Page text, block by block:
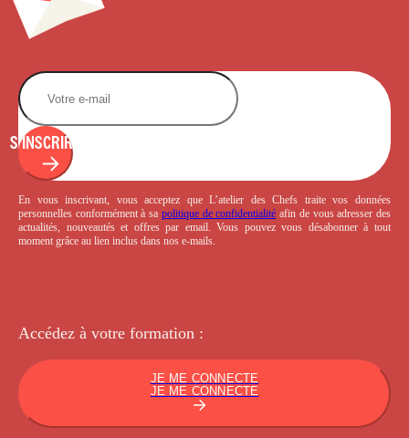
S'INSCRIRE
En vous inscrivant, vous acceptez que L’atelier des Chefs traite vos données
personnelles conformément à sa politique de confidentialité afin de vous adresser des
actualités, nouveautés et offres par email. Vous pouvez vous désabonner à tout
moment grâce au lien inclus dans nos e-mails.
Accédez à votre formation :
JE ME CONNECTE
JE ME CONNECTE